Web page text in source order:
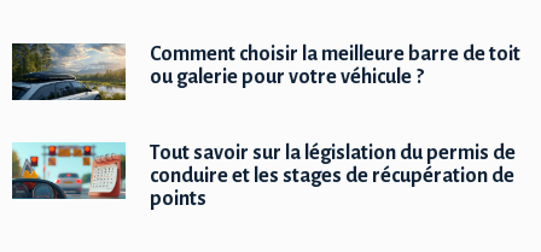
Comment choisir la meilleure barre de toit
ou galerie pour votre véhicule ?
Tout savoir sur la législation du permis de
conduire et les stages de récupération de
points